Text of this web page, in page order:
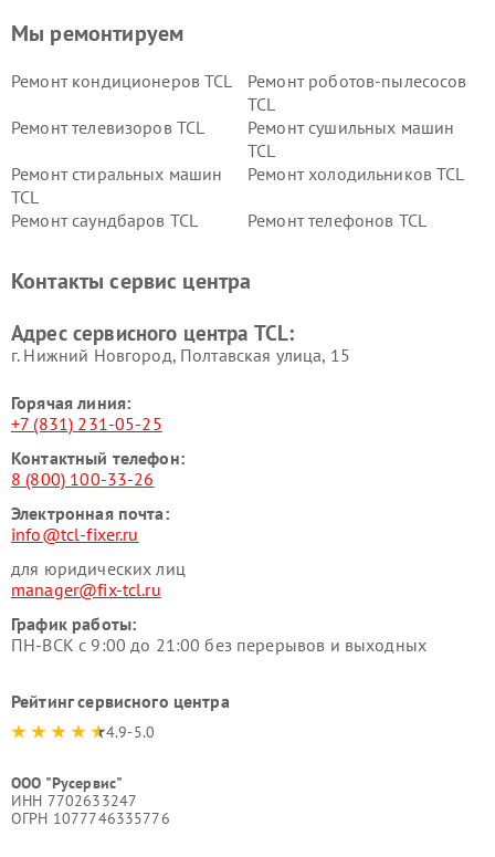
Мы ремонтируем
Ремонт кондиционеров TCL
Ремонт роботов-пылесосов
TCL
Ремонт телевизоров TCL
Ремонт сушильных машин
TCL
Ремонт стиральных машин
TCL
Ремонт холодильников TCL
Ремонт саундбаров TCL Ремонт телефонов TCL
Контакты сервис центра
Адрес сервисного центра TCL:
г. Нижний Новгород, Полтавская улица, 15
Горячая линия:
+7 (831) 231-05-25
Контактный телефон:
8 (800) 100-33-26
Электронная почта:
info@tcl-fixer.ru
для юридических лиц
manager@fix-tcl.ru
График работы:
ПН-ВСК с 9:00 до 21:00 без перерывов и выходных
Рейтинг сервисного центра
4.9-5.0
ООО "Русервис"
ИНН 7702633247
ОГРН 1077746335776